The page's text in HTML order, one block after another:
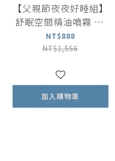
【父親節夜夜好睡組】
舒眠空間精油噴霧 30
ml +舒緩滾珠精油5ml
+矽晶按摩刮痧板
NT$888
NT$1,556
加入購物車